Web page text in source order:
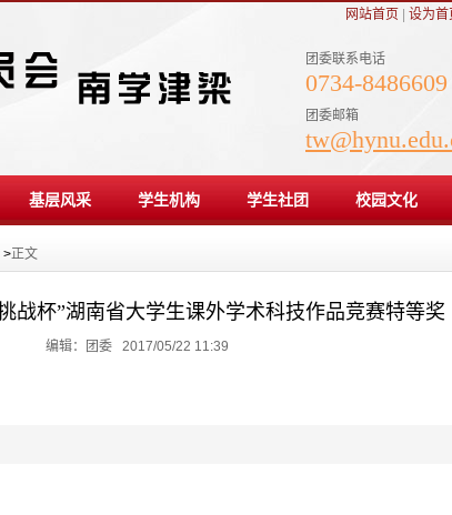
网站首页 设为首
团委联系电话
0734-8486609
团委邮箱
基层风采 学生机构 学生社团 校园文化
>正文
战杯”湖南省大学生课外学术科技作品竞赛特等奖
编辑：团委 2017/05/22 11:39